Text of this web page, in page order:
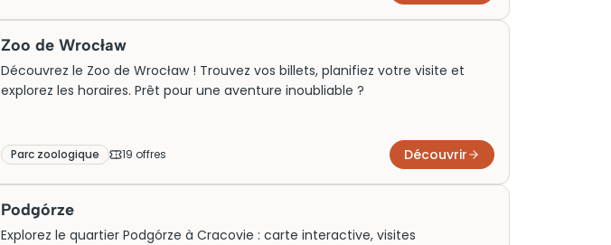
Zoo de Wrocław
Découvrez le Zoo de Wrocław ! Trouvez vos billets, planifiez votre visite et
explorez les horaires. Prêt pour une aventure inoubliable ?
Parc zoologique 19 offres Découvrir
Podgórze
Explorez le quartier Podgórze à Cracovie : carte interactive, visites